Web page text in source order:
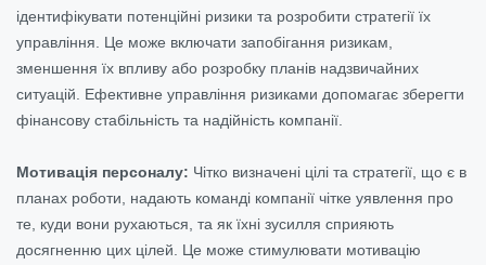
ідентифікувати потенційні ризики та розробити стратегії їх
управління. Це може включати запобігання ризикам,
зменшення їх впливу або розробку планів надзвичайних
ситуацій. Ефективне управління ризиками допомагає зберегти
фінансову стабільність та надійність компанії.
Мотивація персоналу: Чітко визначені цілі та стратегії, що є в
планах роботи, надають команді компанії чітке уявлення про
те, куди вони рухаються, та як їхні зусилля сприяють
досягненню цих цілей. Це може стимулювати мотивацію